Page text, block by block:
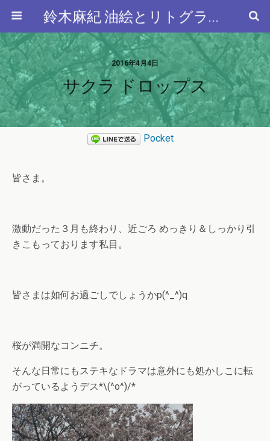
鈴木麻紀 油絵とリトグラフと…
2016年4月4日
サクラ ドロップス
Pocket
皆さま。
激動だった３月も終わり、近ごろ めっきり＆しっかり引
きこもっております私目。
皆さまは如何お過ごしでしょうかp(^_^)q
桜が満開なコンニチ。
そんな日常にもステキなドラマは意外にも処かしこに転
がっているようデス*\(^o^)/*